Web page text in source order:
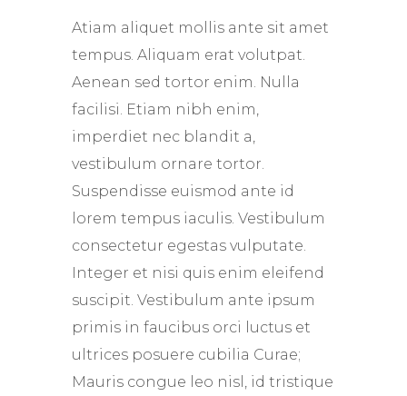
Atiam aliquet mollis ante sit amet
tempus. Aliquam erat volutpat.
Aenean sed tortor enim. Nulla
facilisi. Etiam nibh enim,
imperdiet nec blandit a,
vestibulum ornare tortor.
Suspendisse euismod ante id
lorem tempus iaculis. Vestibulum
consectetur egestas vulputate.
Integer et nisi quis enim eleifend
suscipit. Vestibulum ante ipsum
primis in faucibus orci luctus et
ultrices posuere cubilia Curae;
Mauris congue leo nisl, id tristique